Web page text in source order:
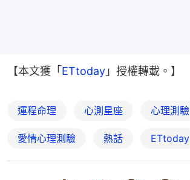
【本文獲「 ETtoday 」授權轉載。】
運程命理 心測星座 心理測驗
愛情心理測驗 熱話 ETtoday